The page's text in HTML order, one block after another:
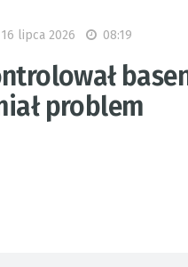
16 lipca 2026 08:19
problem